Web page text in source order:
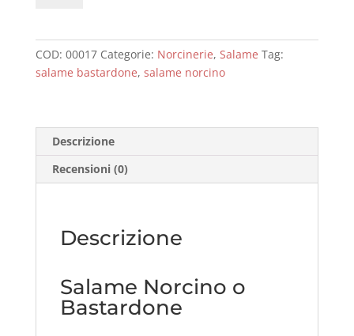
COD: 00017 Categorie: Norcinerie, Salame Tag:
salame bastardone, salame norcino
Descrizione
Recensioni (0)
Descrizione
Salame Norcino o
Bastardone